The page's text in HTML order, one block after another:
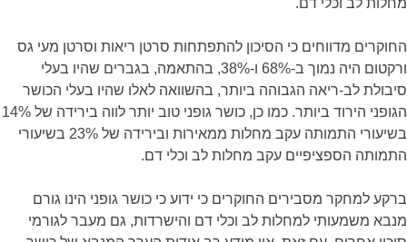
מחלות לב וכלי דם.
החוקרים מדווחים כי הסיכון להתפתחות סרטן ריאות וסרטן מעי גס
ורקטום היה נמוך ב-68% ו-38%, בהתאמה, בגברים שהיו בעלי
סיבולת לב-ריאה הגבוהה ביותר, בהשוואה לאלו שהיו בעלי הכושר
הגופני הירוד ביותר. כמו כן, כושר גופני טוב יותר לווה בירידה של 14%
בשיעורי התמותה עקב מחלות ממאירות ובירידה של 23% בשיעורי
התמותה הספציפיים עקב מחלות לב וכלי דם.
ברקע למחקר מסבירים החוקרים כי ידוע כי כושר גופני הינו גורם
מנבא משמעותי למחלות לב וכלי דם והישרדות, גם מעבר לגורמי